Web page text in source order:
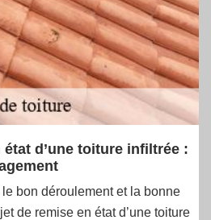
d’une toiture infiltrée :
bon déroulement et la bonne
de remise en état d’une toiture